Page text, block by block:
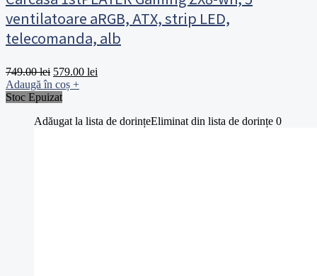
ventilatoare aRGB, ATX, strip LED,
telecomanda, alb
749.00lei Prețul
inițial
a
749.00 lei.
579.00 lei
Adaugă în coș +
Stoc Epuizat
Adăugat la lista de dorințeEliminat din lista de dorințe 0